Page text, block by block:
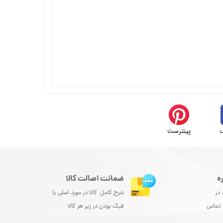
پینترست
در
تماس
ضمانت اصالت کالا
شرح کامل کالا در مورد اصلی یا
فیک بودن در زیر هر کالا